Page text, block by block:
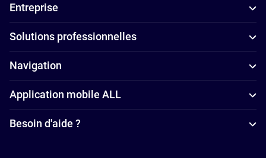
Paris
Hôtels
adaptés aux
familles à
Paris
Hôtels avec
spa à Paris
Hôtels avec
d’affaires à
Paris
petit-déjeuner
à Paris
Entreprise
Solutions professionnelles
Navigation
Application mobile ALL
Besoin d'aide ?